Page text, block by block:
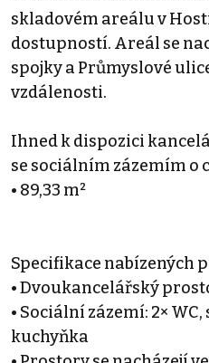
skladovém areálu v
dostupností. Areál se
spojky a Průmyslové
vzdálenosti.
Ihned k dispozici
se sociálním zázemím o
• 89,33 m²
Specifikace nabízených
• Dvoukancelářský
• Sociální zázemí: 2×
kuchyňka